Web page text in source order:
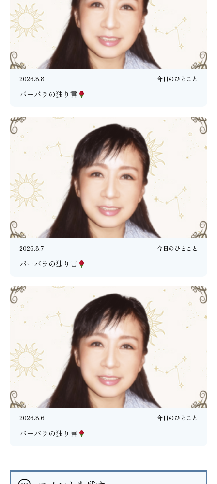
2026.8.8 今日のひとこと
バーバラの独り言
2026.8.7 今日のひとこと
バーバラの独り言
2026.8.6 今日のひとこと
バーバラの独り言